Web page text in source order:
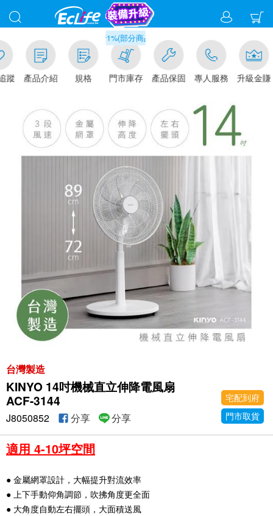
蹤 產品介紹 規格
滿千元門市取貨現折1%(部分商品不適用)-請點我看
門市庫存 產品保固 專人服務 升級金賺
台灣製造
KINYO 14吋機械直立伸降電風扇
ACF-3144
宅配到府
門市取貨
J8050852 分享 分享
適用 4-10坪空間
● 金屬網罩設計，大幅提升對流效率
● 上下手動仰角調節，吹拂角度更全面
● 大角度自動左右擺頭，大面積送風